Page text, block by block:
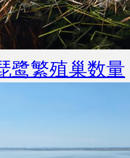
鹭繁殖巢数量